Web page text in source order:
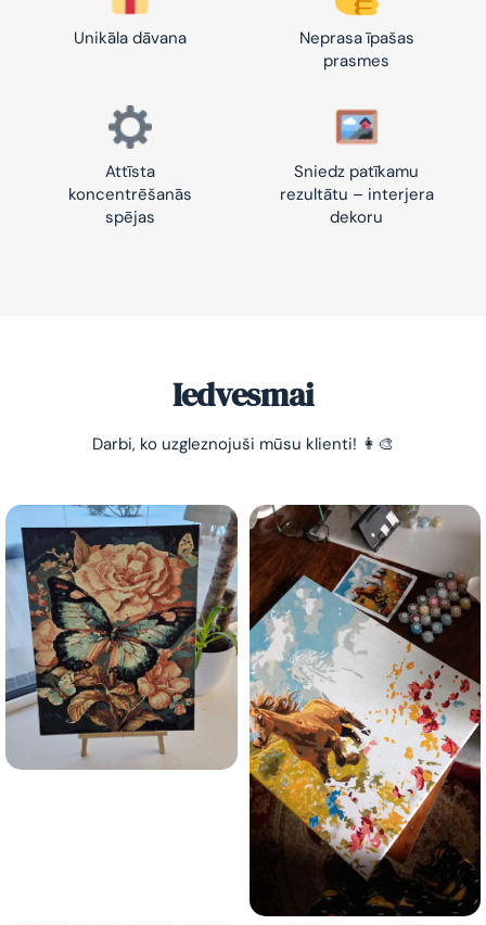
Unikāla dāvana
Neprasa īpašas
prasmes
Attīsta
koncentrēšanās
spējas
Sniedz patīkamu
rezultātu – interjera
dekoru
Iedvesmai
Darbi, ko uzgleznojuši mūsu klienti! 👩‍🎨